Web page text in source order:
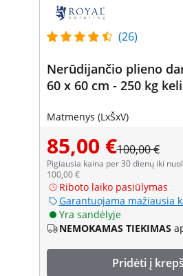
(26)
Nerūdijančio plieno
60 x 60 cm - 250 kg
Matmenys (LxŠxV)
85,00 €100,00 €
Pigiausia kaina per 30 dienų iki
100,00 €
Riboto laiko pasiūlymas
Garantuojama mažiausia
Yra sandėlyje
NEMOKAMAS TIEKIMAS
Pridėti į